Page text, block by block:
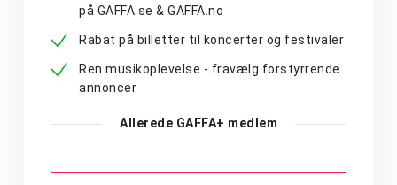
på GAFFA.se & GAFFA.no
Rabat på billetter til koncerter og festivaler
Ren musikoplevelse - fravælg forstyrrende
annoncer
Allerede GAFFA+ medlem